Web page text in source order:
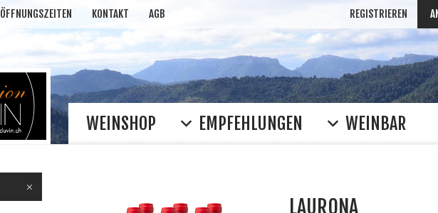
ÖFFNUNGSZEITEN KONTAKT AGB REGISTRIEREN
WEINSHOP EMPFEHLUNGEN WEINBAR
LAURONA